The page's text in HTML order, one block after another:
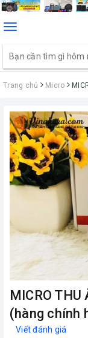
Toggle
Trang chủ Micro
MICRO THU
(hàng chính
Viết đánh giá